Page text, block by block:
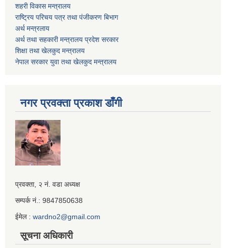
शहरी विकास मन्त्रालय
राष्ट्रिय परिचय पत्र तथा पंजीकरण बिभाग
अर्थ मन्त्रलाय
अर्थ तथा सहकारी मन्त्रालय प्रदेश सरकार
शिक्षा तथा खेलकुद मन्‍‍त्रालय
नेपाल सरकार युवा तथा खेलकुद मन्त्रालय
नगर प्रवक्ता प्रकाश डाँगी
Iframe
Generator
प्रवक्ता, २ नं. वडा अध्यक्ष
सम्पर्क नं.: 9847850638
ईमेल : wardno2@gmail.com
सूचना अधिकारी